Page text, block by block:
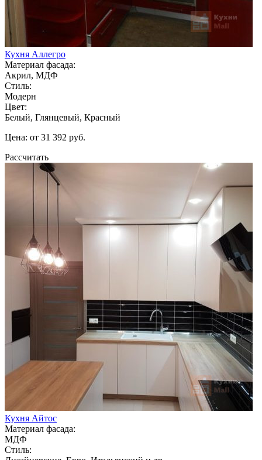
Кухня Аллегро
Материал фасада:
Акрил, МДФ
Стиль:
Модерн
Цвет:
Белый, Глянцевый, Красный
Цена: от 31 392 руб.
Рассчитать
Кухня Айтос
Материал фасада:
МДФ
Стиль: